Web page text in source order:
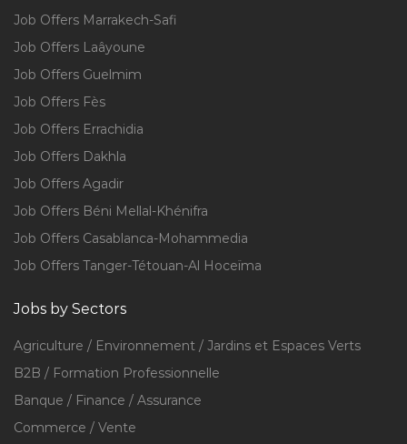
Job Offers Marrakech-Safi
Job Offers Laâyoune
Job Offers Guelmim
Job Offers Fès
Job Offers Errachidia
Job Offers Dakhla
Job Offers Agadir
Job Offers Béni Mellal-Khénifra
Job Offers Casablanca-Mohammedia
Job Offers Tanger-Tétouan-Al Hoceïma
Jobs by Sectors
Agriculture / Environnement / Jardins et Espaces Verts
B2B / Formation Professionnelle
Banque / Finance / Assurance
Commerce / Vente